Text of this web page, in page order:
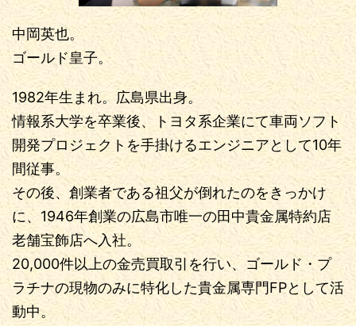
中岡英也。
ゴールド皇子。
1982年生まれ。広島県出身。
情報系大学を卒業後、トヨタ系企業にて車両ソフト
開発プロジェクトを手掛けるエンジニアとして10年
間従事。
その後、創業者である祖父が倒れたのをきっかけ
に、1946年創業の広島市唯一の田中貴金属特約店
老舗宝飾店へ入社。
20,000件以上の金売買取引を行い、ゴールド・プ
ラチナの現物のみに特化した貴金属専門FPとして活
動中。